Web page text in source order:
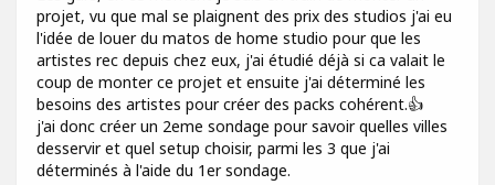
projet, vu que mal se plaignent des prix des studios j'ai eu
l'idée de louer du matos de home studio pour que les
artistes rec depuis chez eux, j'ai étudié déjà si ca valait le
coup de monter ce projet et ensuite j'ai déterminé les
besoins des artistes pour créer des packs cohérent.👍
j'ai donc créer un 2eme sondage pour savoir quelles villes
desservir et quel setup choisir, parmi les 3 que j'ai
déterminés à l'aide du 1er sondage.